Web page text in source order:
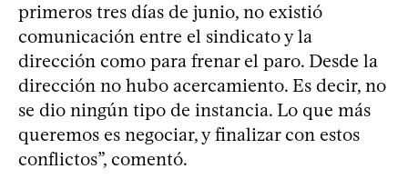
primeros tres días de junio, no existió
comunicación entre el sindicato y la
dirección como para frenar el paro. Desde la
dirección no hubo acercamiento. Es decir, no
se dio ningún tipo de instancia. Lo que más
queremos es negociar, y finalizar con estos
conflictos”, comentó.